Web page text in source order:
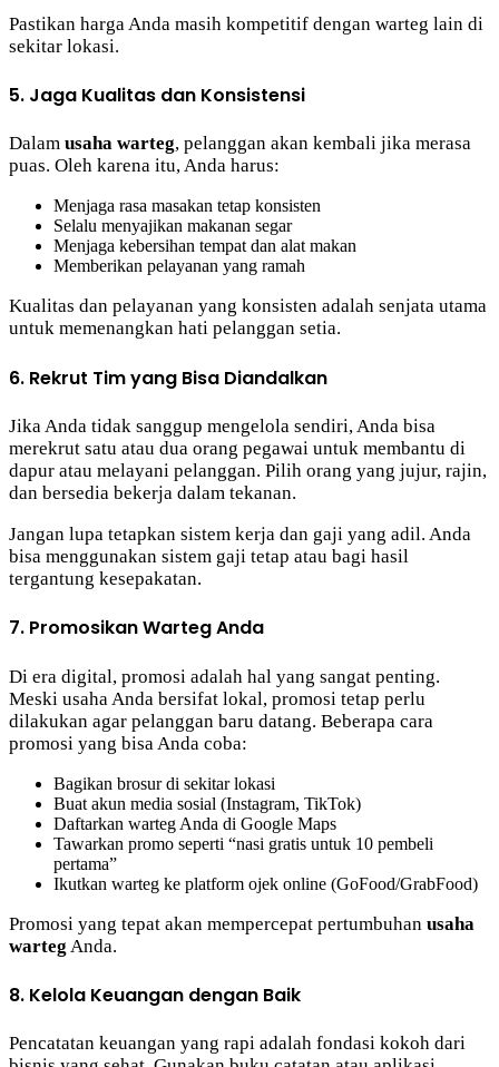
Pastikan harga Anda masih kompetitif dengan warteg lain di
sekitar lokasi.
5. Jaga Kualitas dan Konsistensi
Dalam usaha warteg, pelanggan akan kembali jika merasa
puas. Oleh karena itu, Anda harus:
Menjaga rasa masakan tetap konsisten
Selalu menyajikan makanan segar
Menjaga kebersihan tempat dan alat makan
Memberikan pelayanan yang ramah
Kualitas dan pelayanan yang konsisten adalah senjata utama
untuk memenangkan hati pelanggan setia.
6. Rekrut Tim yang Bisa Diandalkan
Jika Anda tidak sanggup mengelola sendiri, Anda bisa
merekrut satu atau dua orang pegawai untuk membantu di
dapur atau melayani pelanggan. Pilih orang yang jujur, rajin,
dan bersedia bekerja dalam tekanan.
Jangan lupa tetapkan sistem kerja dan gaji yang adil. Anda
bisa menggunakan sistem gaji tetap atau bagi hasil
tergantung kesepakatan.
7. Promosikan Warteg Anda
Di era digital, promosi adalah hal yang sangat penting.
Meski usaha Anda bersifat lokal, promosi tetap perlu
dilakukan agar pelanggan baru datang. Beberapa cara
promosi yang bisa Anda coba:
Bagikan brosur di sekitar lokasi
Buat akun media sosial (Instagram, TikTok)
Daftarkan warteg Anda di Google Maps
Tawarkan promo seperti “nasi gratis untuk 10 pembeli
pertama”
Ikutkan warteg ke platform ojek online (GoFood/GrabFood)
Promosi yang tepat akan mempercepat pertumbuhan usaha
warteg Anda.
8. Kelola Keuangan dengan Baik
Pencatatan keuangan yang rapi adalah fondasi kokoh dari